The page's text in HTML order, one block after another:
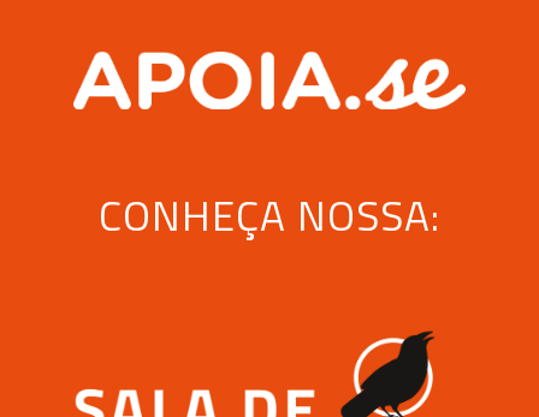
CONHEÇA NOSSA: